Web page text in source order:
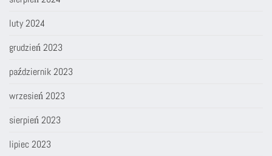
luty 2024
grudzień 2023
październik 2023
wrzesień 2023
sierpień 2023
lipiec 2023